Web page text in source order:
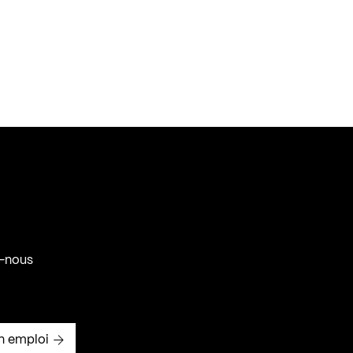
nous
emploi